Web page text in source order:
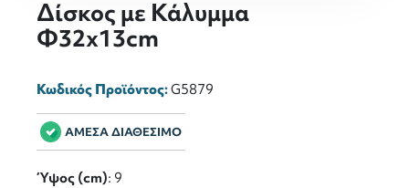
Δίσκος με Κάλυμμα
Φ32x13cm
Κωδικός Προϊόντος:G5879
ΑΜΕΣΑ ΔΙΑΘΕΣΙΜΟ
Ύψος (cm): 9